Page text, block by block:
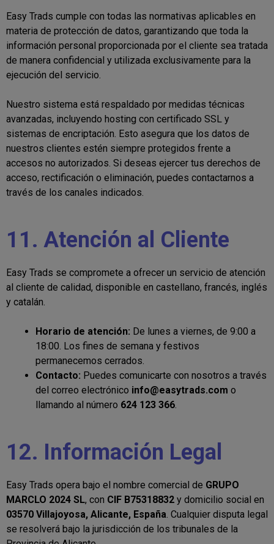
Easy Trads cumple con todas las normativas aplicables en
materia de protección de datos, garantizando que toda la
información personal proporcionada por el cliente sea tratada
de manera confidencial y utilizada exclusivamente para la
ejecución del servicio.
Nuestro sistema está respaldado por medidas técnicas
avanzadas, incluyendo hosting con certificado SSL y
sistemas de encriptación. Esto asegura que los datos de
nuestros clientes estén siempre protegidos frente a
accesos no autorizados. Si deseas ejercer tus derechos de
acceso, rectificación o eliminación, puedes contactarnos a
través de los canales indicados.
11. Atención al Cliente
Easy Trads se compromete a ofrecer un servicio de atención
al cliente de calidad, disponible en castellano, francés, inglés
y catalán.
Horario de atención: De lunes a viernes, de 9:00 a
18:00. Los fines de semana y festivos
permanecemos cerrados.
Contacto: Puedes comunicarte con nosotros a través
del correo electrónico info@easytrads.com o
llamando al número 624 123 366.
12. Información Legal
Easy Trads opera bajo el nombre comercial de GRUPO
MARCLO 2024 SL, con CIF B75318832 y domicilio social en
03570 Villajoyosa, Alicante, España. Cualquier disputa legal
se resolverá bajo la jurisdicción de los tribunales de la